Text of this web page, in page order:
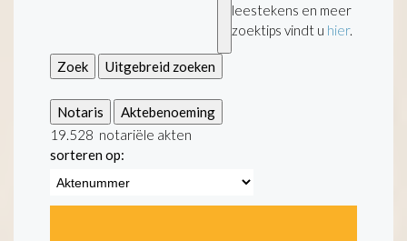
leestekens en meer
zoektips vindt u hier.
Zoek Uitgebreid zoeken
Notaris
Aktebenoeming
19.528 notariële akten
sorteren op: